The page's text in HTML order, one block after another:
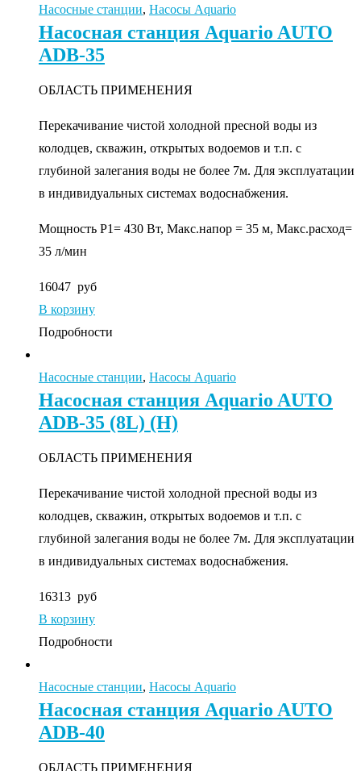
Насосные станции, Насосы Aquario
Насосная станция Aquario AUTO
ADB-35
ОБЛАСТЬ ПРИМЕНЕНИЯ
Перекачивание чистой холодной пресной воды из
колодцев, скважин, открытых водоемов и т.п. с
глубиной залегания воды не более 7м. Для эксплуатации
в индивидуальных системах водоснабжения.
Мощность P1= 430 Вт, Макс.напор = 35 м, Макс.расход=
35 л/мин
16047 руб
В корзину
Подробности
Насосные станции, Насосы Aquario
Насосная станция Aquario AUTO
ADB-35 (8L) (Н)
ОБЛАСТЬ ПРИМЕНЕНИЯ
Перекачивание чистой холодной пресной воды из
колодцев, скважин, открытых водоемов и т.п. с
глубиной залегания воды не более 7м. Для эксплуатации
в индивидуальных системах водоснабжения.
16313 руб
В корзину
Подробности
Насосные станции, Насосы Aquario
Насосная станция Aquario AUTO
ADB-40
ОБЛАСТЬ ПРИМЕНЕНИЯ